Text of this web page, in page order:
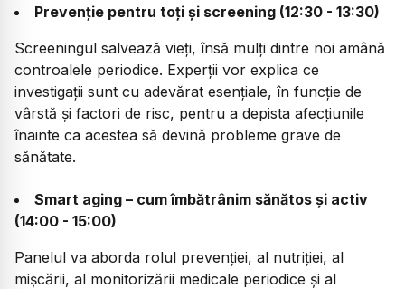
Prevenție pentru toți și screening (12:30 - 13:30)
Screeningul salvează vieți, însă mulți dintre noi amână
controalele periodice. Experții vor explica ce
investigații sunt cu adevărat esențiale, în funcție de
vârstă și factori de risc, pentru a depista afecțiunile
înainte ca acestea să devină probleme grave de
sănătate.
Smart aging – cum îmbătrânim sănătos și activ
(14:00 - 15:00)
Panelul va aborda rolul prevenției, al nutriției, al
mișcării, al monitorizării medicale periodice și al